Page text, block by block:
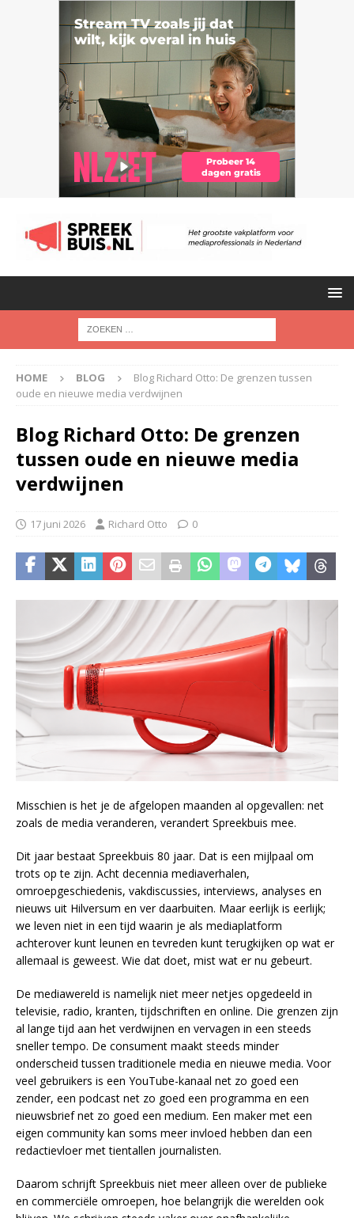
HOME BLOG
Blog Richard Otto: De grenzen tussen
oude en nieuwe media verdwijnen
Blog Richard Otto: De grenzen
tussen oude en nieuwe media
verdwijnen
17 juni 2026 Richard Otto 0
Misschien is het je de afgelopen maanden al opgevallen: net
zoals de media veranderen, verandert Spreekbuis mee.
Dit jaar bestaat Spreekbuis 80 jaar. Dat is een mijlpaal om
trots op te zijn. Acht decennia mediaverhalen,
omroepgeschiedenis, vakdiscussies, interviews, analyses en
nieuws uit Hilversum en ver daarbuiten. Maar eerlijk is eerlijk;
we leven niet in een tijd waarin je als mediaplatform
achterover kunt leunen en tevreden kunt terugkijken op wat er
allemaal is geweest. Wie dat doet, mist wat er nu gebeurt.
De mediawereld is namelijk niet meer netjes opgedeeld in
televisie, radio, kranten, tijdschriften en online. Die grenzen zijn
al lange tijd aan het verdwijnen en vervagen in een steeds
sneller tempo. De consument maakt steeds minder
onderscheid tussen traditionele media en nieuwe media. Voor
veel gebruikers is een YouTube-kanaal net zo goed een
zender, een podcast net zo goed een programma en een
nieuwsbrief net zo goed een medium. Een maker met een
eigen community kan soms meer invloed hebben dan een
redactievloer met tientallen journalisten.
Daarom schrijft Spreekbuis niet meer alleen over de publieke
en commerciële omroepen, hoe belangrijk die werelden ook